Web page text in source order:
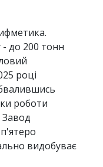
- до 200 тонн
році
роботи
Завод
видобуває